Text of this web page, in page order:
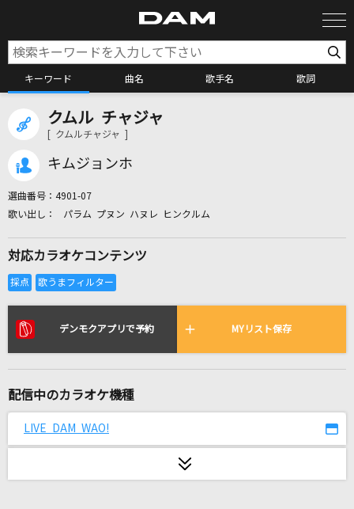
キーワード 曲名 歌手名 歌詞
カラオケ検索
リアルタイムで歌われている曲の一覧
[生音]炎
ほんまやで☆なんでやねん☆しらんけど
クムル チャジャ
[ クムルチャジャ ]
キムジョンホ
選曲番号： 4901-07
パラム プヌン ハヌレ ヒンクルム
対応カラオケコンテンツ
デンモクアプリで予約 MYリスト保存
配信中のカラオケ機種
LIVE DAM WAO!